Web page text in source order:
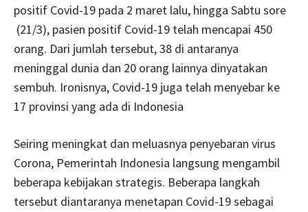
positif Covid-19 pada 2 maret lalu, hingga Sabtu sore
(21/3), pasien positif Covid-19 telah mencapai 450
orang. Dari jumlah tersebut, 38 di antaranya
meninggal dunia dan 20 orang lainnya dinyatakan
sembuh. Ironisnya, Covid-19 juga telah menyebar ke
17 provinsi yang ada di Indonesia
Seiring meningkat dan meluasnya penyebaran virus
Corona, Pemerintah Indonesia langsung mengambil
beberapa kebijakan strategis. Beberapa langkah
tersebut diantaranya menetapan Covid-19 sebagai